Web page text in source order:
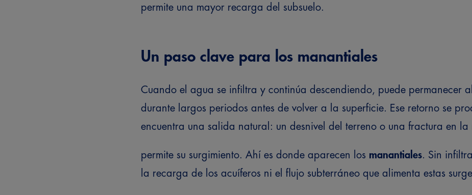
permite una mayor recarga del subsuelo.
Un paso clave para los manantiales
Cuando el agua se infiltra y continúa descendiendo, puede permanecer
durante largos periodos antes de volver a la superficie. Ese retorno se
encuentra una salida natural: un desnivel del terreno o una fractura en la
permite su surgimiento. Ahí es donde aparecen los manantiales. Sin
la recarga de los acuíferos ni el flujo subterráneo que alimenta estas